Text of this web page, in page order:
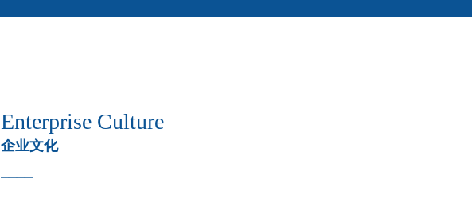
Enterprise Culture
企业文化